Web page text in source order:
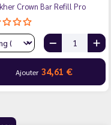
Crown Bar Refill Pro
Ajouter 34,61 €